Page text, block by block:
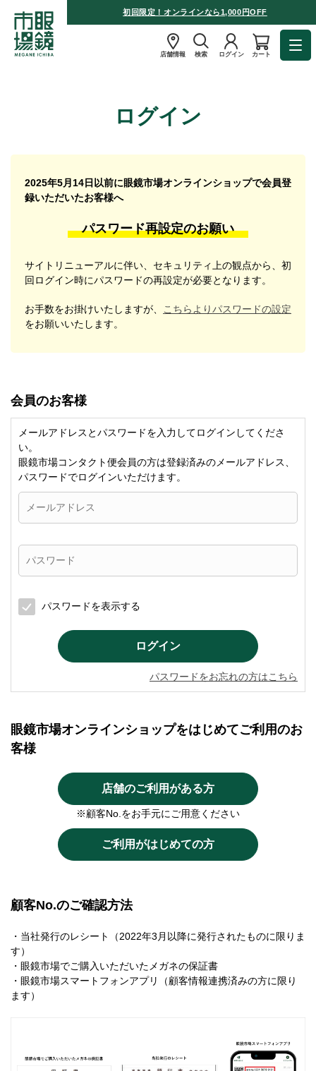
初回限定！オンラインなら1,000円OFF
店舗情報 検索 ログイン カート
ログイン
2025年5月14日以前に眼鏡市場オンラインショップで会員登
録いただいたお客様へ
パスワード再設定のお願い
サイトリニューアルに伴い、セキュリティ上の観点から、初
回ログイン時にパスワードの再設定が必要となります。
お手数をお掛けいたしますが、
こちらよりパスワードの設定
をお願いいたします。
会員のお客様
メールアドレスとパスワードを入力してログインしてくださ
い。
眼鏡市場コンタクト便会員の方は登録済みのメールアドレス、
パスワードでログインいただけます。
パスワードを表示する
パスワードをお忘れの方はこちら
眼鏡市場オンラインショップをはじめてご利用のお
客様
店舗のご利用がある方
※顧客No.をお手元にご用意ください
ご利用がはじめての方
顧客No.のご確認方法
・当社発行のレシート（2022年3月以降に発行されたものに限りま
す）
・眼鏡市場でご購入いただいたメガネの保証書
・眼鏡市場スマートフォンアプリ（顧客情報連携済みの方に限り
ます）